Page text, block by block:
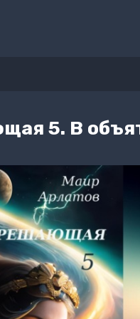
5. В